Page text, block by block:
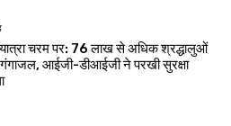
चरम पर: 76 लाख से अधिक श्रद्धालुओं
आईजी-डीआईजी ने परखी सुरक्षा